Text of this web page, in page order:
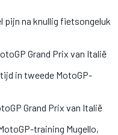
pijn na knullig fietsongeluk
Grand Prix van Italië
in tweede MotoGP-
Grand Prix van Italië
training Mugello,